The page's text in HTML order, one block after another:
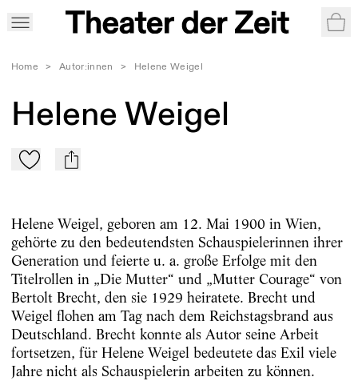
Home > Autor:innen > Helene Weigel
Helene Weigel
Zu Mein-TdZ hinzufügen
mail
Helene Weigel, geboren am 12. Mai 1900 in Wien,
gehörte zu den bedeutendsten Schauspielerinnen ihrer
Generation und feierte u. a. große Erfolge mit den
Titelrollen in „Die Mutter“ und „Mutter Courage“ von
Bertolt Brecht, den sie 1929 heiratete. Brecht und
Weigel flohen am Tag nach dem Reichstagsbrand aus
Deutschland. Brecht konnte als Autor seine Arbeit
fortsetzen, für Helene Weigel bedeutete das Exil viele
Jahre nicht als Schauspielerin arbeiten zu können.